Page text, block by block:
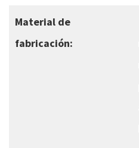
Material de
fabricación: